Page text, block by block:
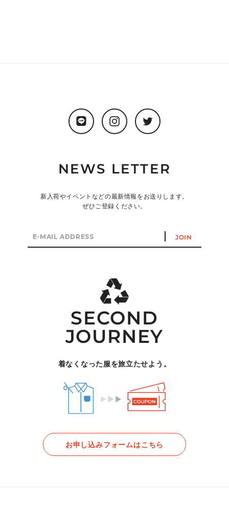
LINE InstagramTwitter
NEWS LETTER
新入荷やイベントなどの最新情報をお送りします。
ぜひご登録ください。
address
JOIN
SECOND
JOURNEY
着なくなった服を旅立たせよう。
お申し込みフォームはこちら